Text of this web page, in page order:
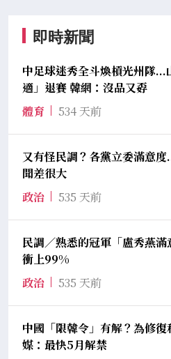
即時新聞
中足球迷秀全斗煥槓光州隊
適」退賽 韓網：沒品又孬
體育
534 天前
又有怪民調？各黨立委滿意
聞差很大
政治
535 天前
民調／熟悉的冠軍「盧秀燕
衝上99%
政治
535 天前
中國「限韓令」有解？為修
媒：最快5月解禁